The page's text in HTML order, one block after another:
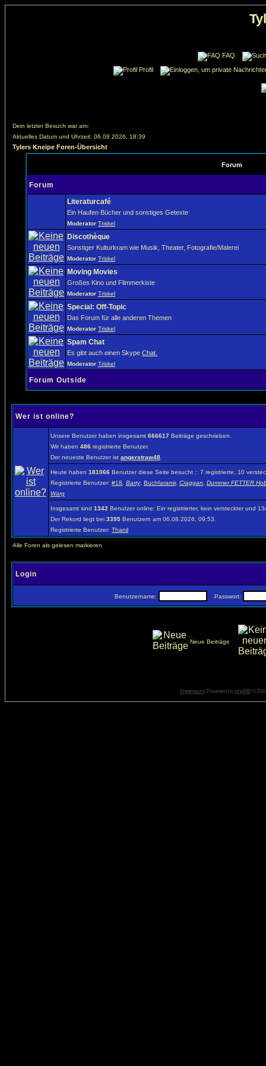
FAQ
Profil
Dein letzter Besuch war am:
Aktuelles Datum und Uhrzeit: 06.08.2026, 18:39
Tylers Kneipe Foren-Übersicht
Forum
Forum
Literaturcafé
Ein Haufen Bücher und sonstiges Getexte
Moderator Triskel
Discothèque
Sonstiger Kulturkram wie Musik, Theater, Fotografie/Malerei
Moderator Triskel
Moving Movies
Großes Kino und Flimmerkiste
Moderator Triskel
Special: Off-Topic
Das Forum für alle anderen Themen
Moderator Triskel
Spam Chat
Es gibt auch einen Skype Chat.
Moderator Triskel
Forum Outside
Wer ist online?
Unsere Benutzer haben insgesamt 666617 Beiträge geschrieben.
Wir haben 486 registrierte Benutzer.
Der neueste Benutzer ist angerstraw48
Heute haben 181066 Benutzer diese Seite besucht :: 7 registrierte, 10
Registrierte Benutzer: #18 Barty, Buchfaramir, Craggan
Dummer FETTER
Warg
Insgesamt sind 1342 Benutzer online: Ein registrierter, kein versteckter und
Der Rekord liegt bei 3395 Benutzern am 06.08.2026, 09:53.
Registrierte Benutzer: Thanil
Alle Foren als gelesen markieren
Login
Benutzername: Passwort:
Neue Beiträge
Impressum. Powered byphpBB©